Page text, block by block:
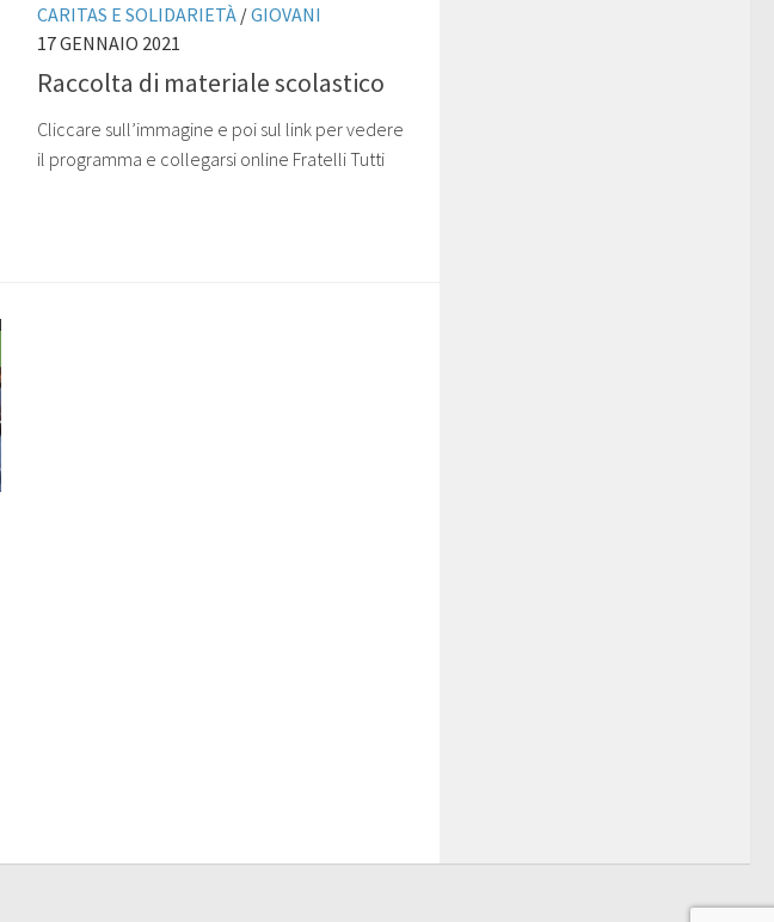
CARITAS E SOLIDARIETÀ /GIOVANI
17 GENNAIO 2021
Raccolta di materiale scolastico
Cliccare sull’immagine e poi sul link per vedere
il programma e collegarsi online Fratelli Tutti